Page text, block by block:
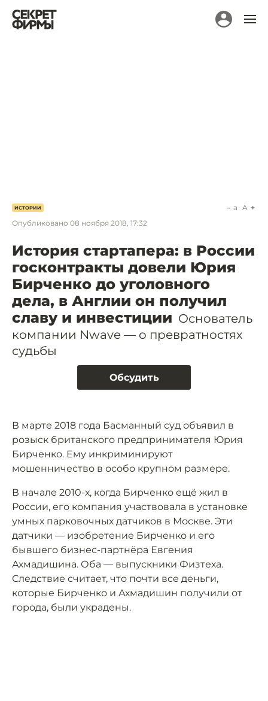
ИСТОРИИ
Опубликовано 08 ноября 2018, 17:32
a A
История стартапера: в России
госконтракты довели Юрия
Бирченко до уголовного
дела, в Англии он получил
славу и инвестиции Основатель
компании Nwave — о превратностях
судьбы
Обсудить
В марте 2018 года Басманный суд объявил в
розыск британского предпринимателя Юрия
Бирченко. Ему инкриминируют
мошенничество в особо крупном размере.
В начале 2010-х, когда Бирченко ещё жил в
России, его компания участвовала в установке
умных парковочных датчиков в Москве. Эти
датчики — изобретение Бирченко и его
бывшего бизнес-партнёра Евгения
Ахмадишина. Оба — выпускники Физтеха.
Следствие считает, что почти все деньги,
которые Бирченко и Ахмадишин получили от
города, были украдены.